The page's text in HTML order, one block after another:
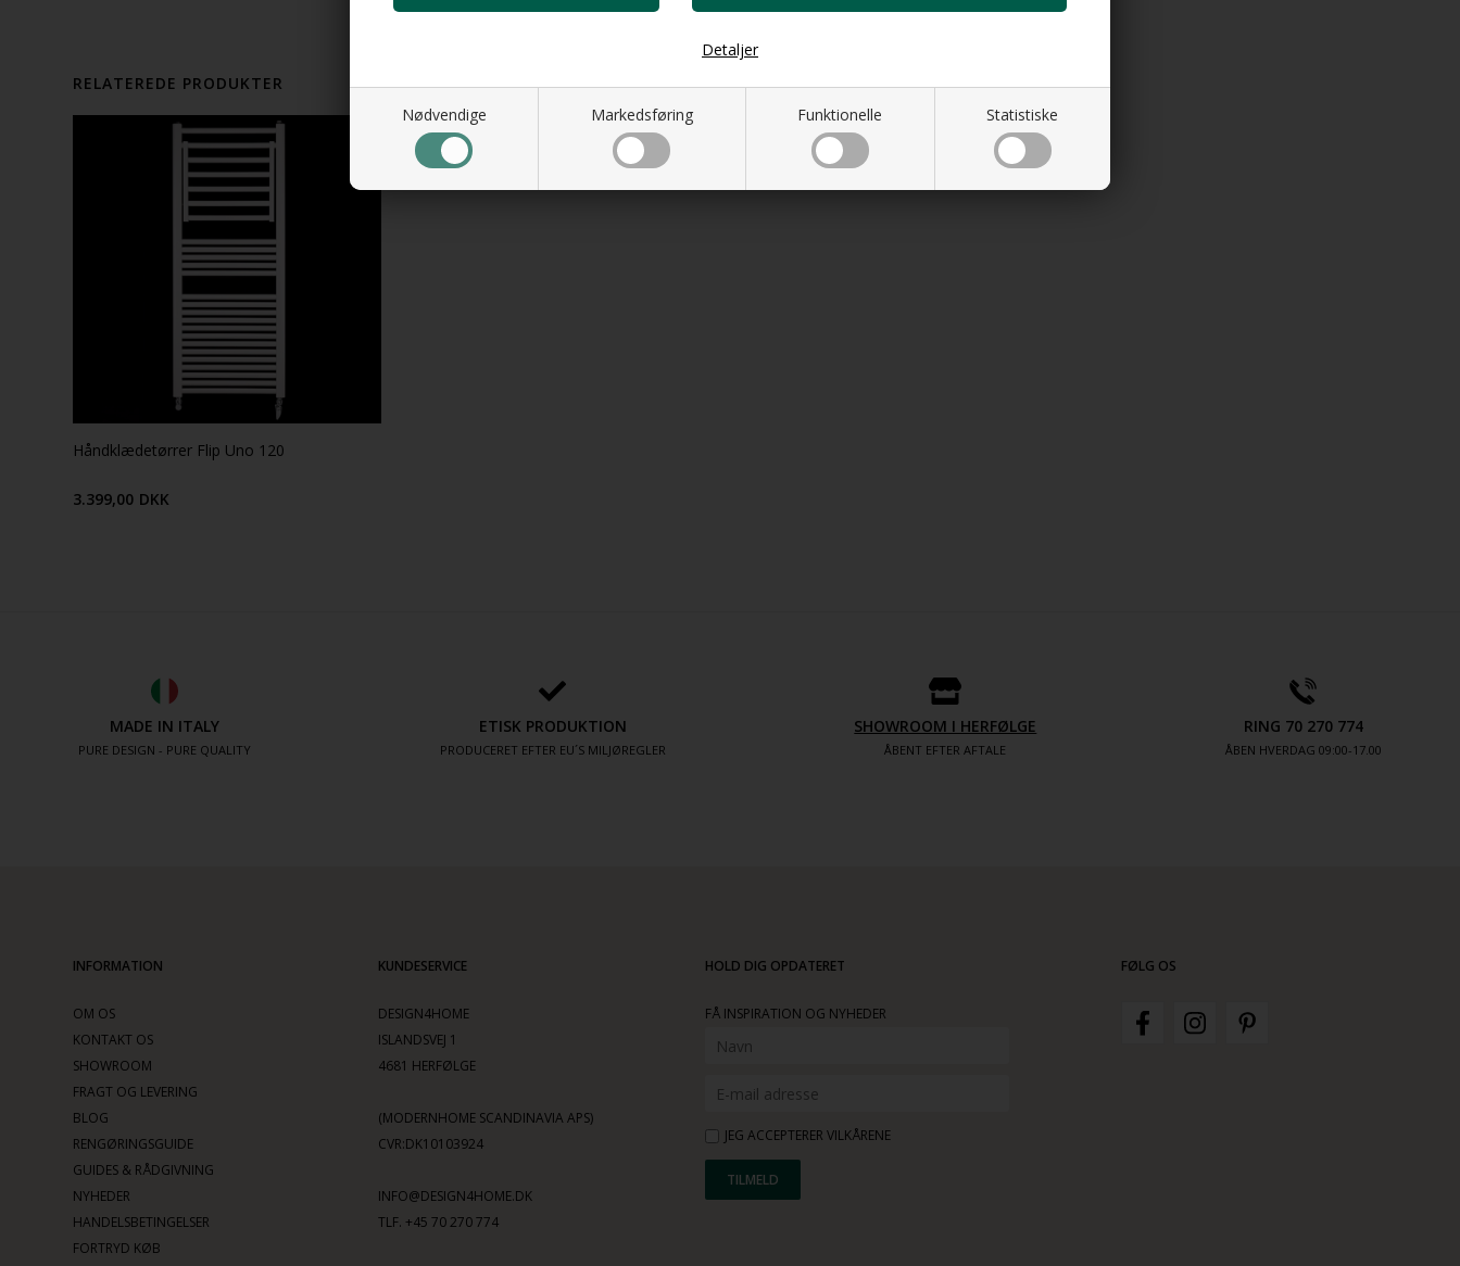
Nødvendige Markedsføring Funktionelle Statistiske
Detaljer
RELATEREDE PRODUKTER
Håndklædetørrer Flip Uno 120
3.399,00 DKK
MADE IN ITALY
PURE DESIGN - PURE QUALITY
ETISK PRODUKTION
PRODUCERET EFTER EU´S MILJØREGLER
SHOWROOM I HERFØLGE
ÅBENT EFTER AFTALE
RING 70 270 774
ÅBEN HVERDAG 09:00-17.00
INFORMATION
OM OS
KONTAKT OS
SHOWROOM
FRAGT OG LEVERING
BLOG
RENGØRINGSGUIDE
GUIDES & RÅDGIVNING
NYHEDER
HANDELSBETINGELSER
FORTRYD KØB
KUNDESERVICE
DESIGN4HOME
ISLANDSVEJ 1
4681 HERFØLGE
(MODERNHOME SCANDINAVIA APS)
CVR:DK10103924
INFO@DESIGN4HOME.DK
TLF. +45 70 270 774
HOLD DIG OPDATERET
FÅ INSPIRATION OG NYHEDER
JEG ACCEPTERER VILKÅRENE
FØLG OS